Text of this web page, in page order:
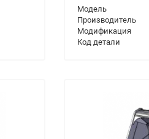
Модель
Производитель
Модификация
Код детали